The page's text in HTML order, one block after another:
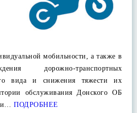
мобильности, а также в
дорожно-транспортных
вида и снижения тяжести их
обслуживания Донского ОБ
ПОДРОБНЕЕ